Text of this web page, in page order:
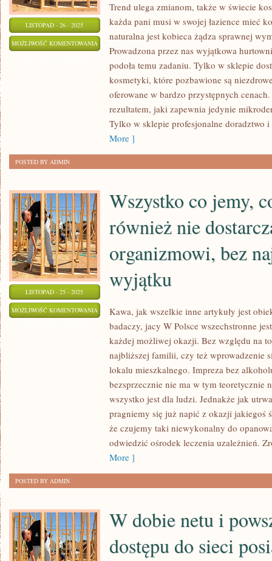
LISTOPAD - 26 - 2025
MOŻLIWOŚĆ KOMENTOWANIA
ZMIANOM,
KOSMETYKÓW.
Trend ulega zmianom, także w świecie
każda pani musi w swojej łazience mieć
naturalna jest kobieca żądza sprawnej
Prowadzona przez nas wyjątkowa
podoła temu zadaniu. Tylko w sklepie
kosmetyki, które pozbawione są
oferowane w bardzo przystępnych
rezultatem, jaki zapewnia jedynie
Tylko w sklepie profesjonalne doradztwo i
More ]
POSTED BY ADMIN
LISTOPAD - 25 - 2025
MOŻLIWOŚĆ KOMENTOWANIA WSZYSTKO
JEMY,
WPRAWNIE,
RÓWNIEŻ
DOSTARCZAMY
NASZEMU
ORGANIZMOWI,
Wszystko co jemy,
również nie
organizmowi, bez
wyjątku
Kawa, jak wszelkie inne artykuły jest
badaczy, jacy W Polsce wszechstronne
każdej możliwej okazji. Bez względu na
najbliższej familii, czy też wprowadzenie
lokalu mieszkalnego. Impreza bez
bezsprzecznie nie ma w tym teoretycznie
wszystko jest dla ludzi. Jednakże jak
pragniemy się już napić z okazji jakiegoś
że czujemy taki niewykonalny do
odwiedzić ośrodek leczenia uzależnień.
More ]
POSTED BY ADMIN
W dobie netu i
dostępu do sieci